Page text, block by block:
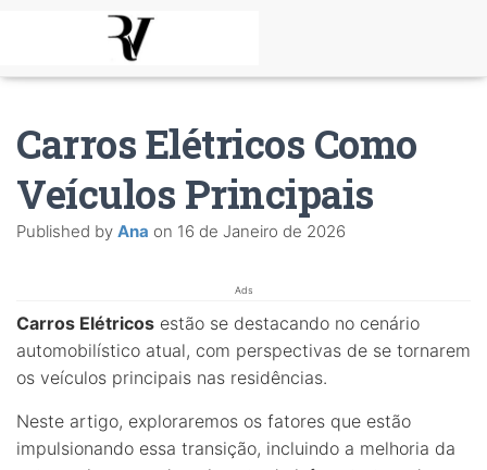
Carros Elétricos Como
Veículos Principais
Published by Ana on 16 de Janeiro de 2026
Ads
Carros Elétricos estão se destacando no cenário
automobilístico atual, com perspectivas de se tornarem
os veículos principais nas residências.
Neste artigo, exploraremos os fatores que estão
impulsionando essa transição, incluindo a melhoria da